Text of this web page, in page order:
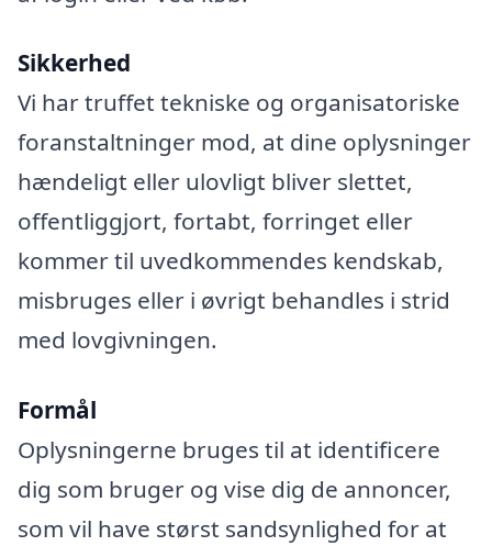
Sikkerhed
Vi har truffet tekniske og organisatoriske
foranstaltninger mod, at dine oplysninger
hændeligt eller ulovligt bliver slettet,
offentliggjort, fortabt, forringet eller
kommer til uvedkommendes kendskab,
misbruges eller i øvrigt behandles i strid
med lovgivningen.
Formål
Oplysningerne bruges til at identificere
dig som bruger og vise dig de annoncer,
som vil have størst sandsynlighed for at